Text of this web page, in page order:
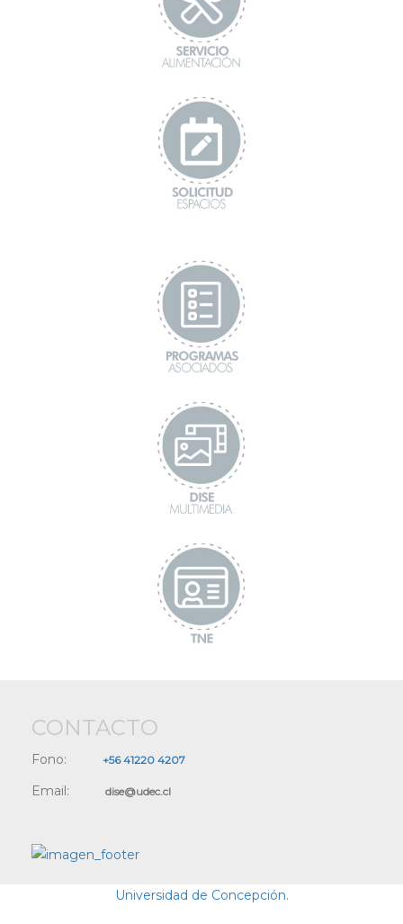
CONTACTO
Fono: +56 41220 4207
Email: dise@udec.cl
Universidad de Concepción.